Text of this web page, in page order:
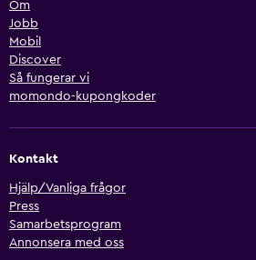
Om
Jobb
Mobil
Discover
Så fungerar vi
momondo-kupongkoder
Kontakt
Hjälp/Vanliga frågor
Press
Samarbetsprogram
Annonsera med oss